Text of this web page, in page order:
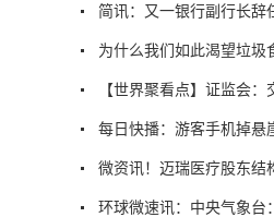
简讯：又一银行副行长辞
为什么我们如此渴望垃圾
【世界聚看点】证监会
每日快播：游客手机掉悬
微资讯！迈瑞医疗股东结
环球微速讯：中央气象台